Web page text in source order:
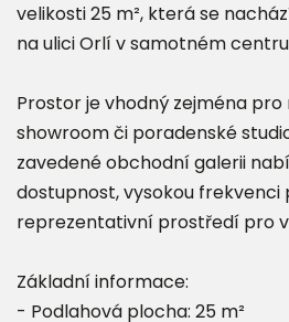
velikosti 25 m², která se
na ulici Orlí v samotném
Prostor je vhodný zejména pro
showroom či poradenské
zavedené obchodní galerii
dostupnost, vysokou frekvenci
reprezentativní prostředí pro
Základní informace:
- Podlahová plocha: 25 m²